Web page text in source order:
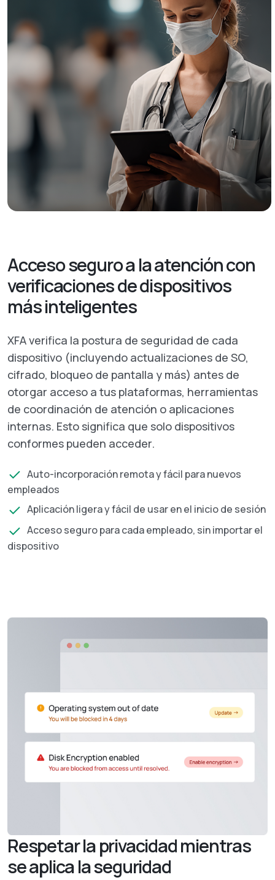
Acceso seguro a la atención con
verificaciones de dispositivos
más inteligentes
XFA verifica la postura de seguridad de cada
dispositivo (incluyendo actualizaciones de SO,
cifrado, bloqueo de pantalla y más) antes de
otorgar acceso a tus plataformas, herramientas
de coordinación de atención o aplicaciones
internas. Esto significa que solo dispositivos
conformes pueden acceder.
Auto-incorporación remota y fácil para nuevos
empleados
Aplicación ligera y fácil de usar en el inicio de sesión
Acceso seguro para cada empleado, sin importar el
dispositivo
Respetar la privacidad mientras
se aplica la seguridad